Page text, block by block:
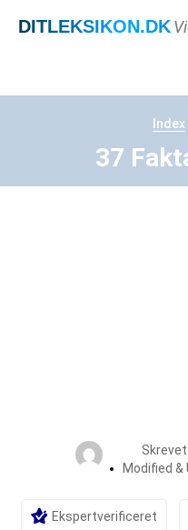
DITLEKSIKON.DK
Index
37
Modified &
Ekspertverificeret